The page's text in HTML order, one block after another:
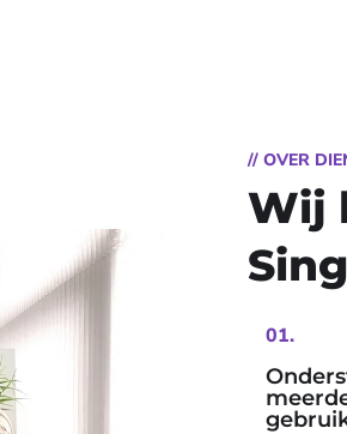
// OVER
Wij
01.